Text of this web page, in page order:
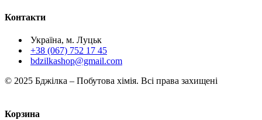
Контакти
Україна, м. Луцьк
+38 (067) 752 17 45
bdzilkashop@gmail.com
© 2025 Бджілка – Побутова хімія. Всі права захищені
Корзина